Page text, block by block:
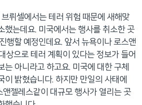
뤼셀에서는 테러 위험 때문에 새해맞
했는데요. 미국에서는 행사를 취소한 곳
행할 예정인데요. 앞서 뉴욕이나 로스앤
상으로 테러 계획이 있다는 정보가 들어
는 아니라고 하고요. 미국에 대한 구체
이 밝혔습니다. 하지만 만일의 사태에
앤젤레스같이 대규모 행사가 열리는 곳